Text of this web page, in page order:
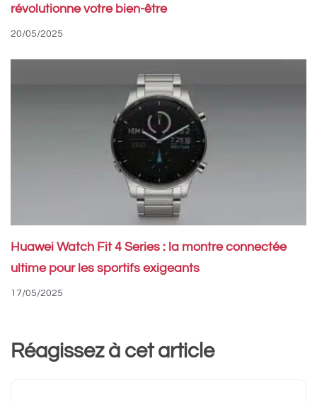
révolutionne votre bien-être
20/05/2025
Huawei Watch Fit 4 Series : la montre connectée
ultime pour les sportifs exigeants
17/05/2025
Réagissez à cet article